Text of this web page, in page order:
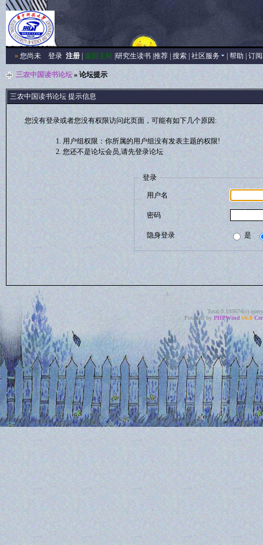
»您尚未 登录 注册| 返回主站| 研究生读书| 推荐| 搜索| 社区服务 帮助 订
三农中国读书论坛» 论坛提示
三农中国读书论坛 提示信息
您没有登录或者您没有权限访问此页面，可能有如下几个原因:
用户组权限：你所属的用户组没有发表主题的权限!
您还不是论坛会员,请先登录论坛
登录
用户名
密码
隐身登录 是
Total 0.193674(s)
Powered by PHPWind v6.0